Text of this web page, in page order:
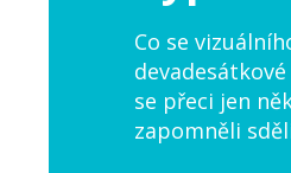
Co se
se přeci jen
zapomněli